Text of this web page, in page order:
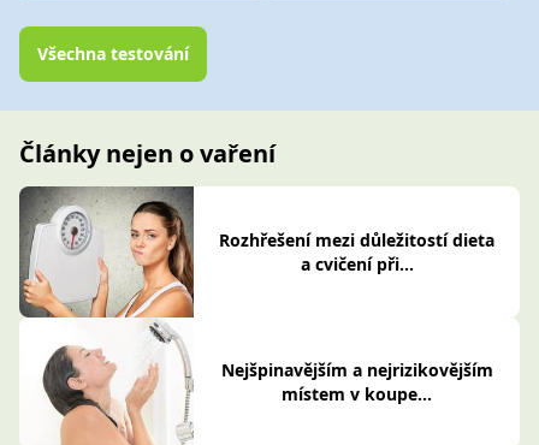
Všechna testování
Články nejen o vaření
Rozhřešení mezi důležitostí dieta
a cvičení při...
Nejšpinavějším a nejrizikovějším
místem v koupe...